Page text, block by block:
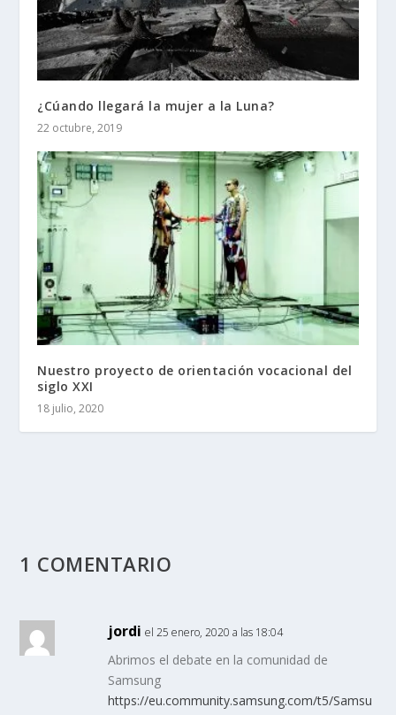
¿Cúando llegará la mujer a la Luna?
22 octubre, 2019
Nuestro proyecto de orientación vocacional del
siglo XXI
18 julio, 2020
1 COMENTARIO
jordi el 25 enero, 2020 a las 18:04
Abrimos el debate en la comunidad de
Samsung
https://eu.community.samsung.com/t5/Samsu